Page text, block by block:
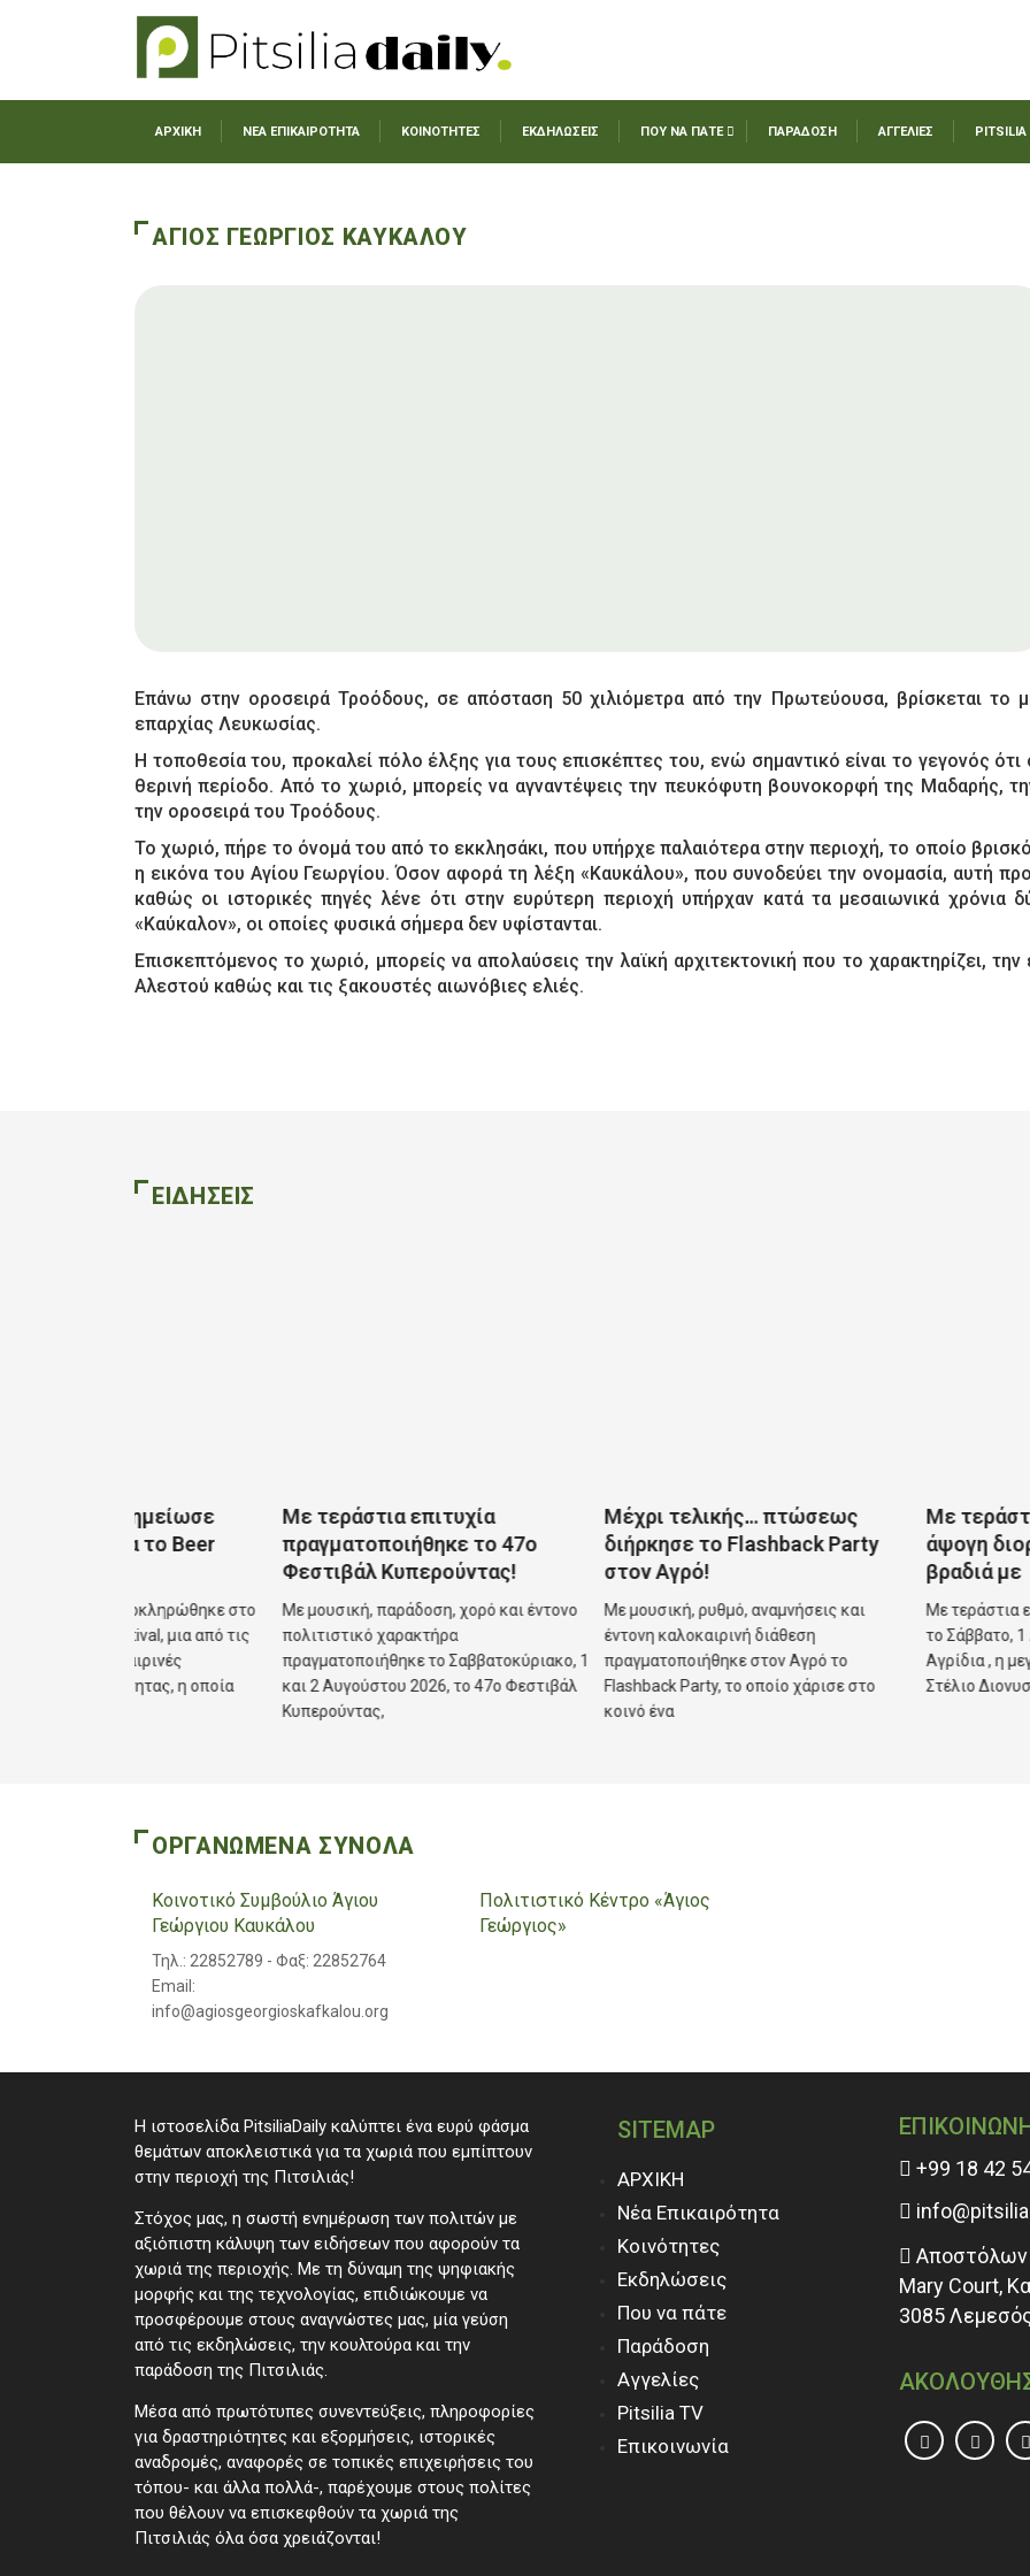
ΑΡΧΙΚΗ ΝΕΑ ΕΠΙΚΑΙΡΟΤΗΤΑ ΚΟΙΝΟΤΗΤΕΣ ΕΚΔΗΛΩΣΕΙΣ ΠΟΥ ΝΑ ΠΑΤΕ ΠΑΡΑΔΟΣΗ ΑΓΓΕΛΙΕΣ PITSILIA
ΑΓΙΟΣ ΓΕΩΡΓΙΟΣ ΚΑΥΚΑΛΟΥ
Επάνω στην οροσειρά Τροόδους, σε απόσταση 50 χιλιόμετρα από την Πρωτεύουσα, βρίσκεται το
επαρχίας Λευκωσίας.
Η τοποθεσία του, προκαλεί πόλο έλξης για τους επισκέπτες του, ενώ σημαντικό είναι το γεγονός ότι
θερινή περίοδο. Από το χωριό, μπορείς να αγναντέψεις την πευκόφυτη βουνοκορφή της Μαδαρής,
την οροσειρά του Τροόδους.
Το χωριό, πήρε το όνομά του από το εκκλησάκι, που υπήρχε παλαιότερα στην περιοχή, το οποίο
η εικόνα του Αγίου Γεωργίου. Όσον αφορά τη λέξη «Καυκάλου», που συνοδεύει την ονομασία, αυτή
καθώς οι ιστορικές πηγές λένε ότι στην ευρύτερη περιοχή υπήρχαν κατά τα μεσαιωνικά χρόνια
«Καύκαλον», οι οποίες φυσικά σήμερα δεν υφίστανται.
Επισκεπτόμενος το χωριό, μπορείς να απολαύσεις την λαϊκή αρχιτεκτονική που το χαρακτηρίζει,
Αλεστού καθώς και τις ξακουστές αιωνόβιες ελιές.
ΕΙΔΗΣΕΙΣ
ολοκληρώθηκε στο
μια από τις
η οποία
Με τεράστια επιτυχία
πραγματοποιήθηκε το 47ο
Φεστιβάλ Κυπερούντας!
Με μουσική, παράδοση, χορό και έντονο
πολιτιστικό χαρακτήρα
πραγματοποιήθηκε το Σαββατοκύριακο, 1
και 2 Αυγούστου 2026, το 47ο Φεστιβάλ
Κυπερούντας,
Μέχρι τελικής… πτώσεως
διήρκησε το Flashback Party
στον Αγρό!
Με μουσική, ρυθμό, αναμνήσεις και
έντονη καλοκαιρινή διάθεση
πραγματοποιήθηκε στον Αγρό το
Flashback Party, το οποίο χάρισε στο
Με τεράστια
άψογη διοργάνωση η
Με τεράστια επιτυχία
το Σάββατο, 1 Αυγούστου
Αγρίδια , η μεγάλη
Στέλιο Διονυσίου,
ΟΡΓΑΝΩΜΕΝΑ ΣΥΝΟΛΑ
Κοινοτικό Συμβούλιο Άγιου
Γεώργιου Καυκάλου
Τηλ.: 22852789 - Φαξ: 22852764
Email:
info@agiosgeorgioskafkalou.org
Πολιτιστικό Κέντρο «Άγιος
Γεώργιος»
Η ιστοσελίδα PitsiliaDaily καλύπτει ένα ευρύ φάσμα
θεμάτων αποκλειστικά για τα χωριά που εμπίπτουν
στην περιοχή της Πιτσιλιάς!
Στόχος μας, η σωστή ενημέρωση των πολιτών με
αξιόπιστη κάλυψη των ειδήσεων που αφορούν τα
χωριά της περιοχής. Με τη δύναμη της ψηφιακής
μορφής και της τεχνολογίας, επιδιώκουμε να
προσφέρουμε στους αναγνώστες μας, μία γεύση
από τις εκδηλώσεις, την κουλτούρα και την
παράδοση της Πιτσιλιάς.
Μέσα από πρωτότυπες συνεντεύξεις, πληροφορίες
για δραστηριότητες και εξορμήσεις, ιστορικές
αναδρομές, αναφορές σε τοπικές επιχειρήσεις του
τόπου- και άλλα πολλά-, παρέχουμε στους πολίτες
που θέλουν να επισκεφθούν τα χωριά της
Πιτσιλιάς όλα όσα χρειάζονται!
SITEMAP
ΑΡΧΙΚΗ
Νέα Επικαιρότητα
Κοινότητες
Εκδηλώσεις
Που να πάτε
Παράδοση
Αγγελίες
Pitsilia TV
Επικοινωνία
+99 18 42
Αποστόλων
Mary Court,
3085